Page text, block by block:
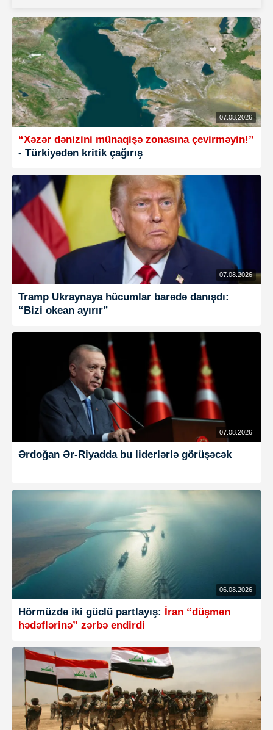
07.08.2026
“Xəzər dənizini münaqişə zonasına çevirməyin!”
- Türkiyədən kritik çağırış
07.08.2026
Tramp Ukraynaya hücumlar barədə danışdı:
“Bizi okean ayırır”
07.08.2026
Ərdoğan Ər-Riyadda bu liderlərlə görüşəcək
06.08.2026
Hörmüzdə iki güclü partlayış: İran “düşmən
hədəflərinə” zərbə endirdi